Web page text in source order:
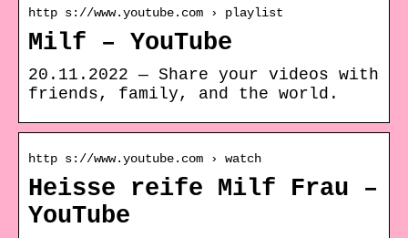
http s://www.youtube.com › playlist
Milf – YouTube
20.11.2022 — Share your videos with
friends, family, and the world.
http s://www.youtube.com › watch
Heisse reife Milf Frau –
YouTube